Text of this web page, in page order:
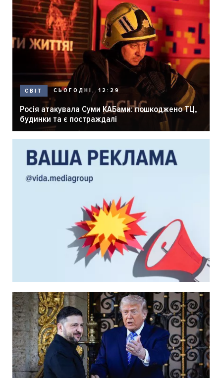
СВІТ СЬОГОДНІ, 12:29
Росія атакувала Суми КАБами: пошкоджено ТЦ,
будинки та є постраждалі